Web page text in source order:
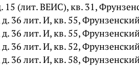
(лит. ВЕИС), кв. 31,
36 лит. И, кв. 55,
36 лит. И, кв. 55,
36 лит. И, кв. 52,
36 лит. И, кв. 58,